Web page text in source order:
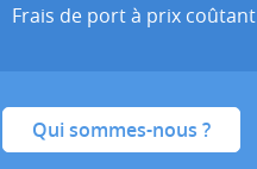
Frais de port à prix coûtant
Qui sommes-nous ?